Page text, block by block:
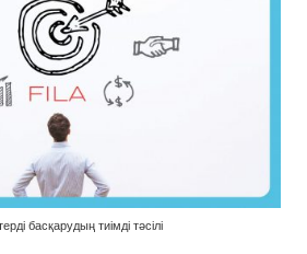
басқарудың тиімді тәсілі